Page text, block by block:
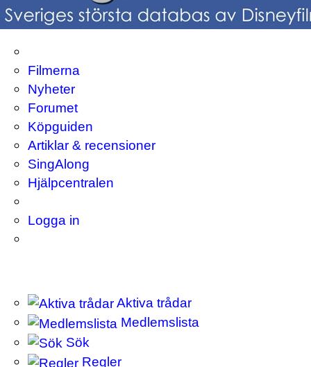
Filmerna
Nyheter
Forumet
Köpguiden
Artiklar & recensioner
SingAlong
Hjälpcentralen
Logga in
Aktiva trådar
Medlemslista
Sök
Regler